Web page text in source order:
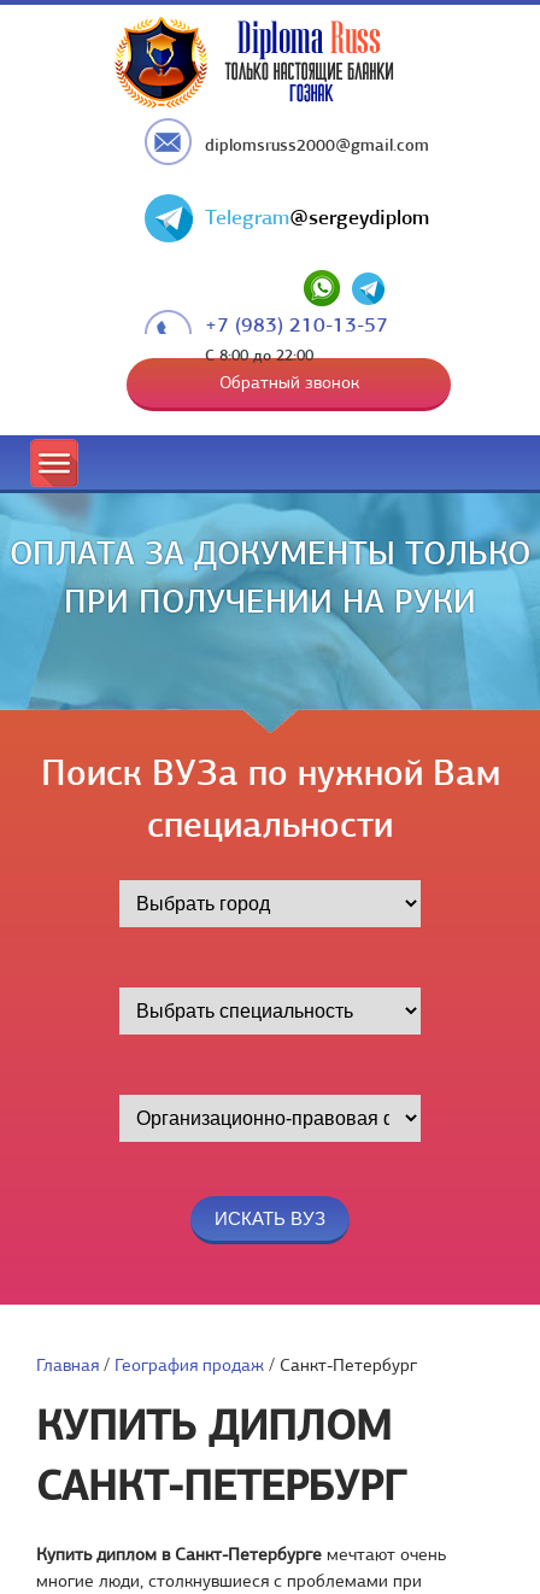
diplomsruss2000@gmail.com
Telegram@sergeydiplom
+7 (983) 210-13-57
С 8:00 до 22:00
Обратный звонок
ОПЛАТА ЗА ДОКУМЕНТЫ ТОЛЬКО
ПРИ ПОЛУЧЕНИИ НА РУКИ
Поиск ВУЗа по нужной Вам
специальности
Главная / География продаж / Санкт-Петербург
КУПИТЬ ДИПЛОМ
САНКТ-ПЕТЕРБУРГ
Купить диплом в Санкт-Петербурге мечтают очень
многие люди, столкнувшиеся с проблемами при